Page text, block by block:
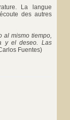
La langue
des autres
al mismo tiempo,
y el deseo. Las
Fuentes)